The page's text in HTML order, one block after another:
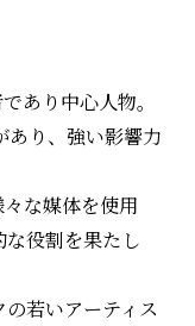
あり中心人物。
あり、強い影響力
な媒体を使用
役割を果たし
若いアーティス